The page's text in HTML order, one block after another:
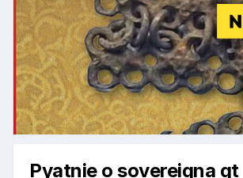
Pyatnie o sovereigna gt